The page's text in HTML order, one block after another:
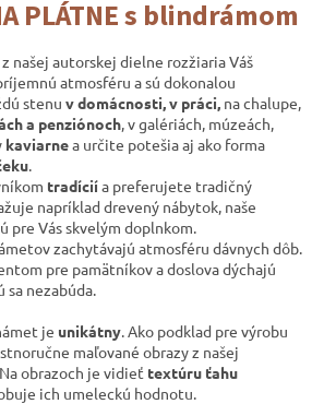
PLÁTNE s blindrámom
našej autorskej dielne rozžiaria Váš
atmosféru a sú dokonalou
stenu v domácnosti, v práci, na chalupe,
a penziónoch, v galériách, múzeách,
kaviarnea určite potešia aj ako forma
.
tradíciía preferujete tradičný
napríklad drevený nábytok, naše
pre Vás skvelým doplnkom.
zachytávajú atmosféru dávnych dôb.
pre pamätníkov adoslova dýchajú
sa nezabúda.
je unikátny. Ako podklad pre výrobu
maľované obrazy z našej
obrazoch je vidieť textúru ťahu
ich umeleckú hodnotu.